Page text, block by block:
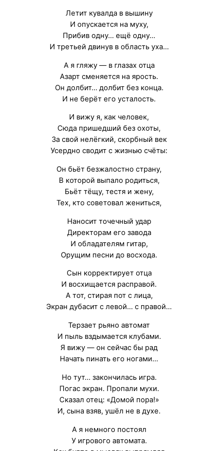
Летит кувалда в вышину
И опускается на муху,
Прибив одну… ещё одну…
И третьей двинув в область уха…
А я гляжу — в глазах отца
Азарт сменяется на ярость.
Он долбит… долбит без конца.
И не берёт его усталость.
И вижу я, как человек,
Сюда пришедший без охоты,
За свой нелёгкий, скорбный век
Усердно сводит с жизнью счёты:
Он бьёт безжалостно страну,
В которой выпало родиться,
Бьёт тёщу, тестя и жену,
Тех, кто советовал жениться,
Наносит точечный удар
Директорам его завода
И обладателям гитар,
Орущим песни до восхода.
Сын корректирует отца
И восхищается расправой.
А тот, стирая пот с лица,
Экран дубасит с левой… с правой…
Терзает рьяно автомат
И пыль вздымается клубами.
Я вижу — он сейчас бы рад
Начать пинать его ногами…
Но тут… закончилась игра.
Погас экран. Пропали мухи.
Сказал отец: «Домой пора!»
И, сына взяв, ушёл не в духе.
А я немного постоял
У игрового автомата.